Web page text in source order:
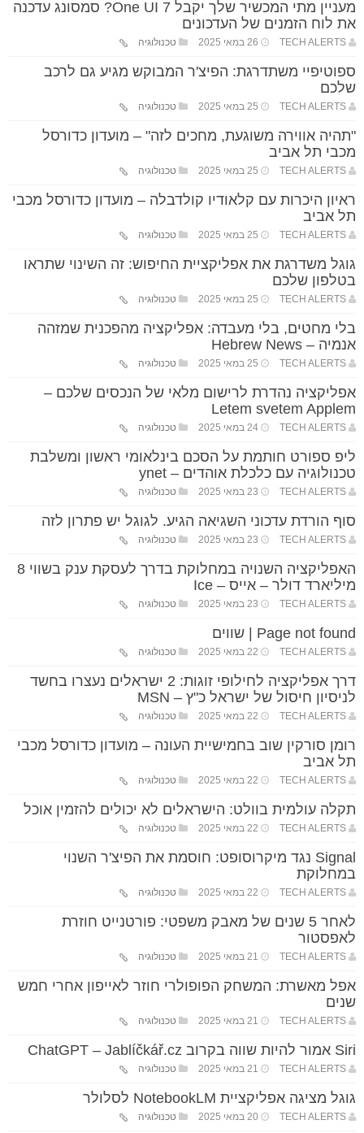
מעניין מתי המכשיר שלך יקבל One UI 7? סמסונג עדכנה
את לוח הזמנים של העדכונים
TECH ALERTS 26 במאי 2025 טכנולוגיה
ספוטיפיי משתדרגת: הפיצ'ר המבוקש מגיע גם לרכב
שלכם
TECH ALERTS 25 במאי 2025 טכנולוגיה
"תהיה אווירה משוגעת, מחכים לזה" – מועדון כדורסל
מכבי תל אביב
TECH ALERTS 25 במאי 2025 טכנולוגיה
ראיון היכרות עם קלאודיו קולדבלה – מועדון כדורסל מכבי
תל אביב
TECH ALERTS 25 במאי 2025 טכנולוגיה
גוגל משדרגת את אפליקציית החיפוש: זה השינוי שתראו
בטלפון שלכם
TECH ALERTS 25 במאי 2025 טכנולוגיה
בלי מחטים, בלי מעבדה: אפליקציה מהפכנית שמזהה
אנמיה – Hebrew News
TECH ALERTS 25 במאי 2025 טכנולוגיה
אפליקציה נהדרת לרישום מלאי של הנכסים שלכם –
Letem svetem Applem
TECH ALERTS 24 במאי 2025 טכנולוגיה
ליפ ספורט חותמת על הסכם בינלאומי ראשון ומשלבת
טכנולוגיה עם כלכלת אוהדים – ynet
TECH ALERTS 23 במאי 2025 טכנולוגיה
סוף הורדת עדכוני השגיאה הגיע. לגוגל יש פתרון לזה
TECH ALERTS 23 במאי 2025 טכנולוגיה
האפליקציה השנויה במחלוקת בדרך לעסקת ענק בשווי 8
מיליארד דולר – אייס – Ice
TECH ALERTS 23 במאי 2025 טכנולוגיה
Page not found | שווים
TECH ALERTS 22 במאי 2025 טכנולוגיה
דרך אפליקציה לחילופי זוגות: 2 ישראלים נעצרו בחשד
לניסיון חיסול של ישראל כ"ץ – MSN
TECH ALERTS 22 במאי 2025 טכנולוגיה
רומן סורקין שוב בחמישיית העונה – מועדון כדורסל מכבי
תל אביב
TECH ALERTS 22 במאי 2025 טכנולוגיה
תקלה עולמית בוולט: הישראלים לא יכולים להזמין אוכל
TECH ALERTS 22 במאי 2025 טכנולוגיה
Signal נגד מיקרוסופט: חוסמת את הפיצ'ר השנוי
במחלוקת
TECH ALERTS 22 במאי 2025 טכנולוגיה
לאחר 5 שנים של מאבק משפטי: פורטנייט חוזרת
לאפסטור
TECH ALERTS 21 במאי 2025 טכנולוגיה
אפל מאשרת: המשחק הפופולרי חוזר לאייפון אחרי חמש
שנים
TECH ALERTS 21 במאי 2025 טכנולוגיה
Siri אמור להיות שווה בקרוב ChatGPT – Jablíčkář.cz
TECH ALERTS 21 במאי 2025 טכנולוגיה
גוגל מציגה אפליקציית NotebookLM לסלולר
TECH ALERTS 20 במאי 2025 טכנולוגיה